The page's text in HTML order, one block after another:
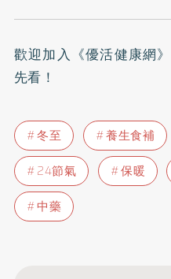
歡迎加入 《優活健康網
先看！
冬至 養生食補
24節氣
保暖
中藥